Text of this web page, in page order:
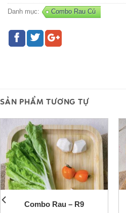
Danh mục: Combo Rau Củ
SẢN PHẨM TƯƠNG TỰ
Combo Rau – R9